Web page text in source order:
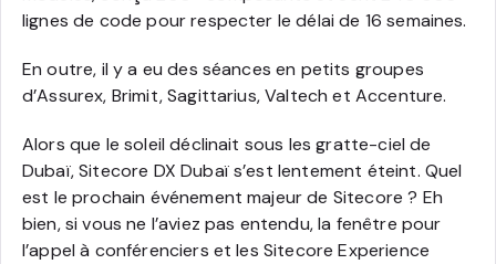
lignes de code pour respecter le délai de 16 semaines.
En outre, il y a eu des séances en petits groupes
d’Assurex, Brimit, Sagittarius, Valtech et Accenture.
Alors que le soleil déclinait sous les gratte-ciel de
Dubaï, Sitecore DX Dubaï s’est lentement éteint. Quel
est le prochain événement majeur de Sitecore ? Eh
bien, si vous ne l’aviez pas entendu, la fenêtre pour
l’appel à conférenciers et les Sitecore Experience